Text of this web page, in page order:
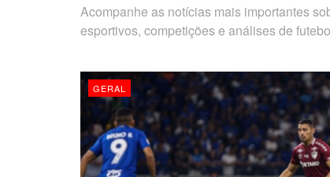
Acompanhe as notícias mais importantes
esportivos, competições e análises de
GERAL